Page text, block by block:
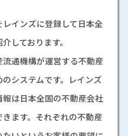
インズに登録して日本全
しております。
流通機構が運営する不動産
システムです。レインズ
は日本全国の不動産会社
ます。それぞれの不動産